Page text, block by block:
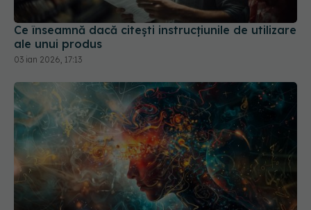
Ce înseamnă dacă citești instrucțiunile de utilizare
ale unui produs
03 ian 2026, 17:13